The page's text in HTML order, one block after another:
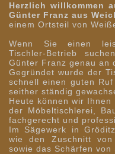
Herzlich willkommen
Günter Franz aus
einem Ortsteil von
Wenn Sie einen
Tischler-Betrieb
Günter Franz genau an
Gegründet wurde der
schnell einen guten
seither ständig
Heute können wir
der Möbeltischlerei,
fachgerecht und
Im Sägewerk in
wie den Zuschnitt von
sowie das Schärfen von